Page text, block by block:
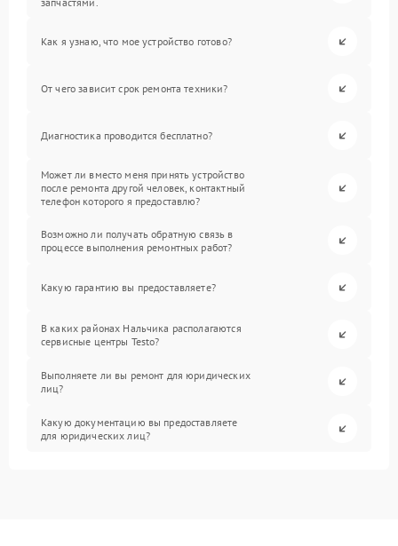
Как я узнаю, что мое устройство готово?
От чего зависит срок ремонта техники?
Диагностика проводится бесплатно?
Может ли вместо меня принять устройство
после ремонта другой человек, контактный
телефон которого я предоставлю?
Возможно ли получать обратную связь в
процессе выполнения ремонтных работ?
Какую гарантию вы предоставляете?
В каких районах Нальчика располагаются
сервисные центры Testo?
Выполняете ли вы ремонт для юридических
лиц?
Какую документацию вы предоставляете
для юридических лиц?